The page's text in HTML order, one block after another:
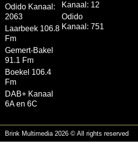
Odido Kanaal:
2063
Laarbeek 106.8
Fm
Gemert-Bakel
91.1 Fm
Boekel 106.4
Fm
DAB+ Kanaal
6A en 6C
Kanaal: 12
Odido
Kanaal: 751
Brink Multimedia 2026 © All rights reserved